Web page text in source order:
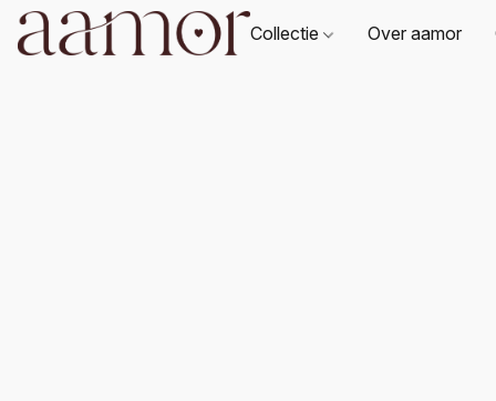
Collectie Over aamor